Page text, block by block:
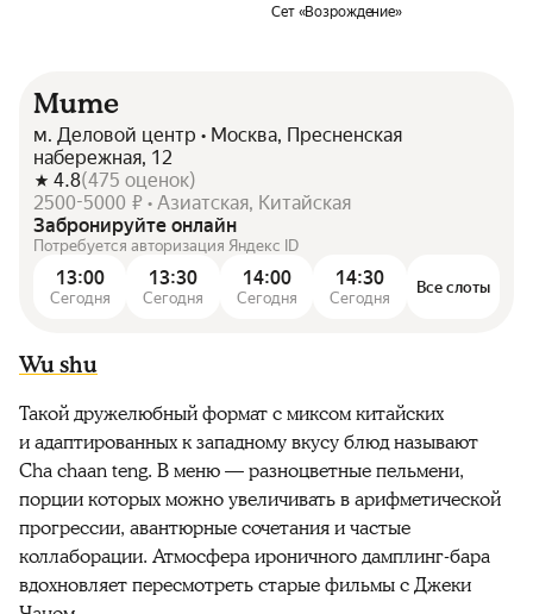
Сет «Возрождение»
Mume
м. Деловой центр • Москва, Пресненская
набережная, 12
4.8(475 оценок)
2500-5000 ₽ • Азиатская, Китайская
Забронируйте онлайн
Потребуется авторизация Яндекс ID
13:00
Сегодня
13:30
Сегодня
14:00
Сегодня
14:30
Сегодня
Все слоты
Wu shu
Такой дружелюбный формат с миксом китайских
и адаптированных к западному вкусу блюд называют
Cha chaan teng. В меню — разноцветные пельмени,
порции которых можно увеличивать в арифметической
прогрессии, авантюрные сочетания и частые
коллаборации. Атмосфера ироничного дамплинг-бара
вдохновляет пересмотреть старые фильмы с Джеки